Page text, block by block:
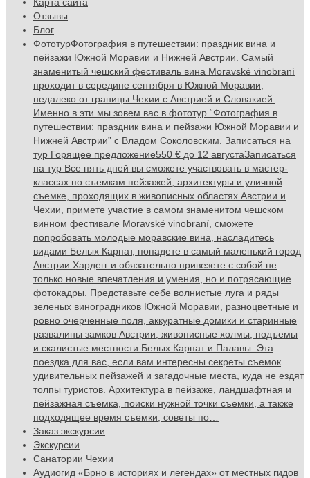
Отзывы
Блог
ФототурФотография в путешествии: праздник вина и
пейзажи Южной Моравии и Нижней Австрии. Самый
знаменитый чешский фестиваль вина Moravské vinobraní
проходит в середине сентября в Южной Моравии,
недалеко от границы Чехии с Австрией и Словакией.
Именно в эти мы зовем вас в фототур “Фотография в
путешествии: праздник вина и пейзажи Южной Моравии и
Нижней Австрии” с Владом Соколовским. Записаться на
тур Горящее предложение550 € до 12 августаЗаписаться
на тур Все пять дней вы сможете участвовать в мастер-
классах по съемкам пейзажей, архитектуры и уличной
съемке, проходящих в живописных областях Австрии и
Чехии, примете участие в самом знаменитом чешском
винном фестивале Moravské vinobraní, сможете
попробовать молодые моравские вина, насладитесь
видами Белых Карпат, попадете в самый маленький город
Австрии Хардегг и обязательно привезете с собой не
только новые впечатления и умения, но и потрясающие
фотокадры. Представьте себе волнистые луга и ряды
зеленых виноградников Южной Моравии, разноцветные и
ровно очерченные поля, аккуратные домики и старинные
развалины замков Австрии, живописные холмы, подъемы
и скалистые местности Белых Карпат и Палавы. Эта
поездка для вас, если вам интересны секреты съемок
удивительных пейзажей и загадочные места, куда не ездят
толпы туристов. Архитектура в пейзаже, ландшафтная и
пейзажная съемка, поиски нужной точки съемки, а также
подходящее время съемки, советы по…
Заказ экскурсии
Экскурсии
Санатории Чехии
Аудиогид «Брно в историях и легендах» от местных гидов